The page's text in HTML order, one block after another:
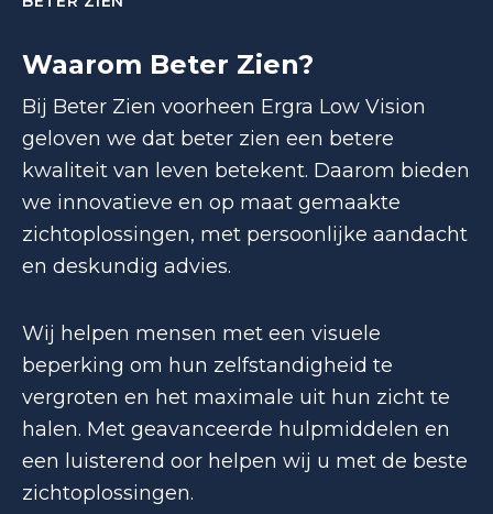
Waarom Beter Zien?
Bij Beter Zien voorheen Ergra Low Vision
geloven we dat beter zien een betere
kwaliteit van leven betekent. Daarom bieden
we innovatieve en op maat gemaakte
zichtoplossingen, met persoonlijke aandacht
en deskundig advies.
Wij helpen mensen met een visuele
beperking om hun zelfstandigheid te
vergroten en het maximale uit hun zicht te
halen. Met geavanceerde hulpmiddelen en
een luisterend oor helpen wij u met de beste
zichtoplossingen.